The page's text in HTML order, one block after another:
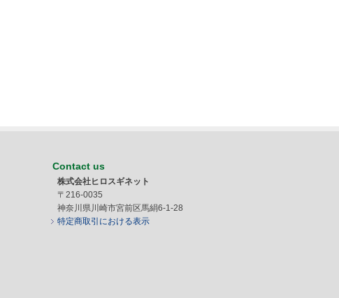
Contact us
株式会社ヒロスギネット
〒216-0035
神奈川県川崎市宮前区馬絹6-1-28
特定商取引における表示